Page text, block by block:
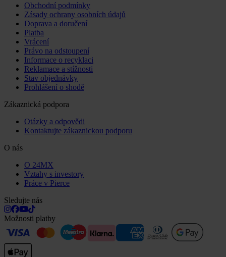
Obchodní podmínky
Zásady ochrany osobních údajů
Doprava a doručení
Platba
Vrácení
Právo na odstoupení
Informace o recyklaci
Reklamace a stížnosti
Stav objednávky
Prohlášení o shodě
Zákaznická podpora
Otázky a odpovědi
Kontaktujte zákaznickou podporu
O nás
O 24MX
Vztahy s investory
Práce v Pierce
Sledujte nás
Možnosti platby